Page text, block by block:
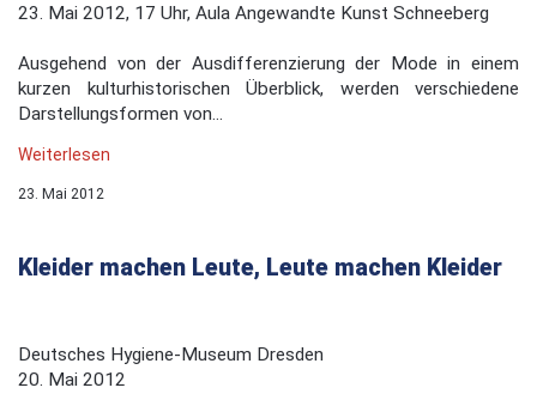
23. Mai 2012, 17 Uhr, Aula Angewandte Kunst Schneeberg
Ausgehend von der Ausdifferenzierung der Mode in einem
kurzen kulturhistorischen Überblick, werden verschiedene
Darstellungsformen von...
Weiterlesen
23. Mai 2012
Kleider machen Leute, Leute machen Kleider
Deutsches Hygiene-Museum Dresden
20. Mai 2012